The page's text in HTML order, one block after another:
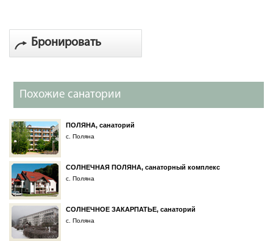
Бронировать
Похожие санатории
ПОЛЯНА, санаторий
с. Поляна
СОЛНЕЧНАЯ ПОЛЯНА, санаторный комплекс
с. Поляна
СОЛНЕЧНОЕ ЗАКАРПАТЬЕ, санаторий
с. Поляна